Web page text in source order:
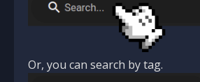
Or, you can search by tag.